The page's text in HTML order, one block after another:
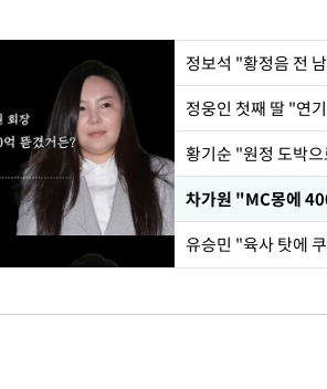
정웅인 첫째 딸 "연
황기순 "원정 도박